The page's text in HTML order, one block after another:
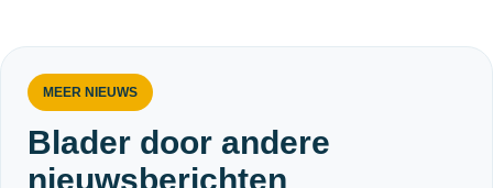
MEER NIEUWS
Blader door andere
nieuwsberichten